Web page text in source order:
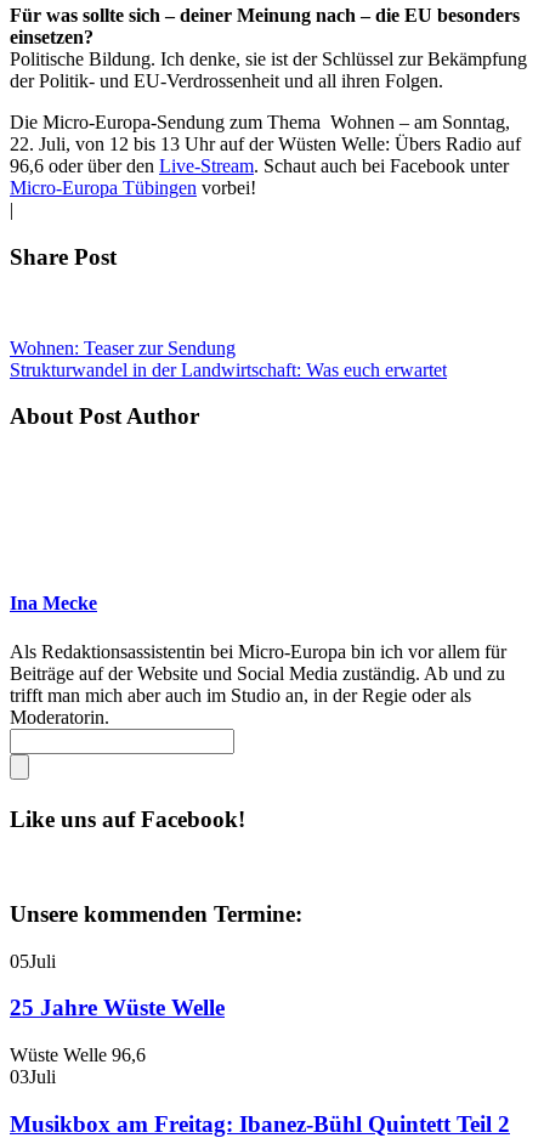
Für was sollte sich – deiner Meinung nach – die EU besonders
einsetzen?
Politische Bildung. Ich denke, sie ist der Schlüssel zur Bekämpfung
der Politik- und EU-Verdrossenheit und all ihren Folgen.
Die Micro-Europa-Sendung zum Thema Wohnen – am Sonntag,
22. Juli, von 12 bis 13 Uhr auf der Wüsten Welle: Übers Radio auf
96,6 oder über den Live-Stream. Schaut auch bei Facebook unter
Micro-Europa Tübingen vorbei!
|
Share Post
Wohnen: Teaser zur Sendung
Strukturwandel in der Landwirtschaft: Was euch erwartet
About Post Author
Ina Mecke
Als Redaktionsassistentin bei Micro-Europa bin ich vor allem für
Beiträge auf der Website und Social Media zuständig. Ab und zu
trifft man mich aber auch im Studio an, in der Regie oder als
Moderatorin.
Like uns auf Facebook!
Unsere kommenden Termine:
05Juli
25 Jahre Wüste Welle
Wüste Welle 96,6
03Juli
Musikbox am Freitag: Ibanez-Bühl Quintett Teil 2